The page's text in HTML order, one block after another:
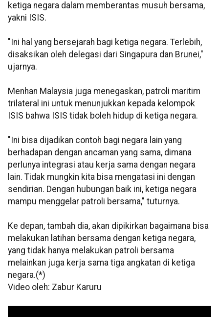
ketiga negara dalam memberantas musuh bersama,
yakni ISIS.
"Ini hal yang bersejarah bagi ketiga negara. Terlebih,
disaksikan oleh delegasi dari Singapura dan Brunei,"
ujarnya.
Menhan Malaysia juga menegaskan, patroli maritim
trilateral ini untuk menunjukkan kepada kelompok
ISIS bahwa ISIS tidak boleh hidup di ketiga negara.
"Ini bisa dijadikan contoh bagi negara lain yang
berhadapan dengan ancaman yang sama, dimana
perlunya integrasi atau kerja sama dengan negara
lain. Tidak mungkin kita bisa mengatasi ini dengan
sendirian. Dengan hubungan baik ini, ketiga negara
mampu menggelar patroli bersama," tuturnya.
Ke depan, tambah dia, akan dipikirkan bagaimana bisa
melakukan latihan bersama dengan ketiga negara,
yang tidak hanya melakukan patroli bersama
melainkan juga kerja sama tiga angkatan di ketiga
negara.(*)
Video oleh: Zabur Karuru